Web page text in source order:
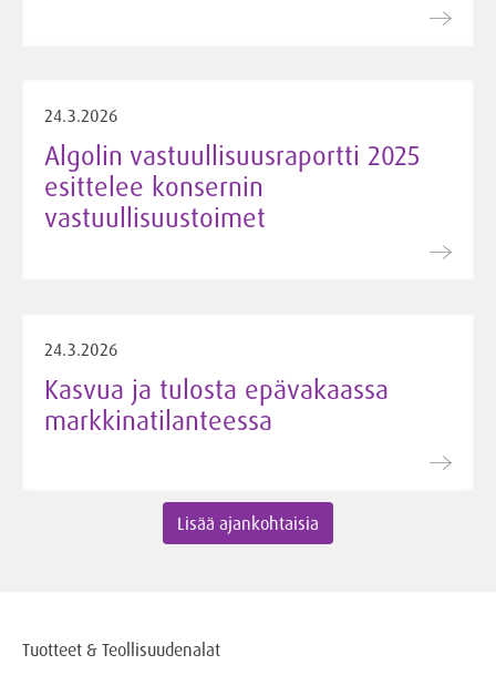
24.3.2026
Algolin vastuullisuusraportti 2025
esittelee konsernin
vastuullisuustoimet
24.3.2026
Kasvua ja tulosta epävakaassa
markkinatilanteessa
Lisää ajankohtaisia
Tuotteet & Teollisuudenalat